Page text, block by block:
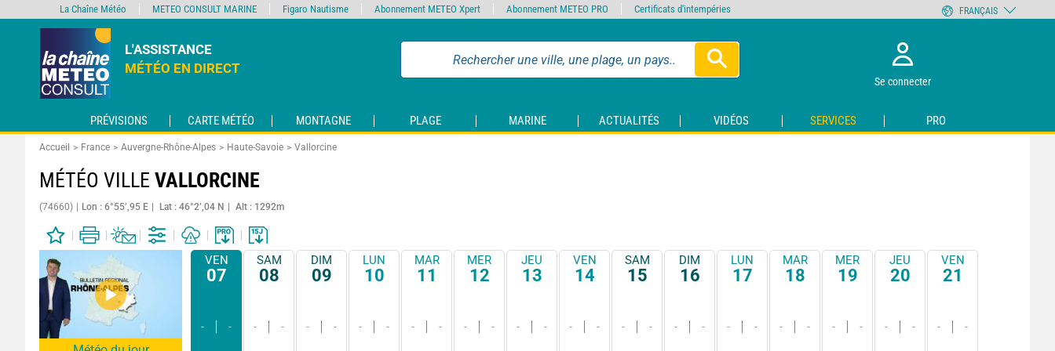
L'ASSISTANCE
MÉTÉO EN DIRECT
Se connecter
PRÉVISIONS CARTE MÉTÉO MONTAGNE PLAGE MARINE ACTUALITÉS VIDÉOS SERVICES PRO
Accueil France Auvergne-Rhône-Alpes Haute-Savoie Vallorcine
MÉTÉO VILLE VALLORCINE
(74660) Lon : 6°55’,95 E Lat : 46°2’,04 N Alt : 1292m
VEN
07
- -
SAM
08
- -
DIM
09
- -
LUN
10
- -
MAR
11
- -
MER
12
- -
JEU
13
- -
VEN
14
- -
SAM
15
- -
DIM
16
- -
LUN
17
- -
MAR
18
- -
MER
19
- -
JEU
20
- -
VEN
21
- -
La Chaîne Météo METEO CONSULT MARINE Figaro Nautisme Abonnement METEO Xpert Abonnement METEO PRO Certificats d'intempéries FRANÇAIS